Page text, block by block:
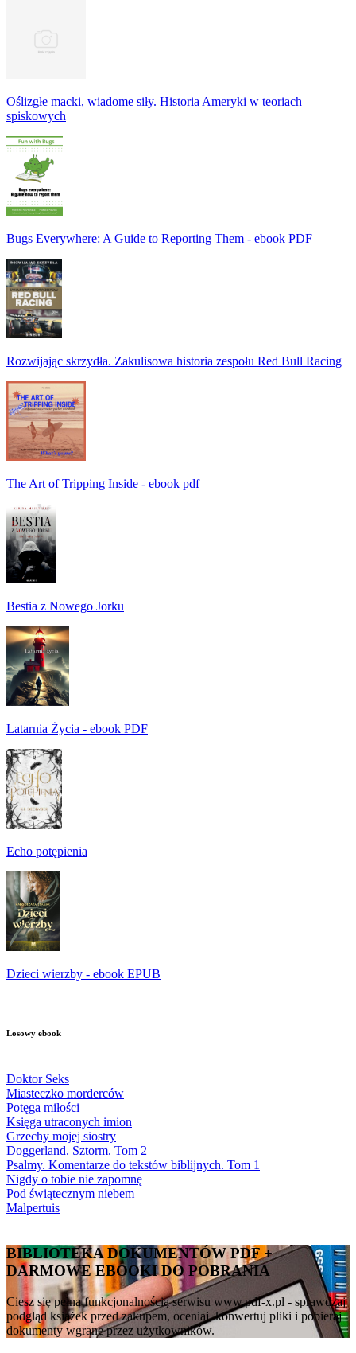
Oślizgłe macki, wiadome siły. Historia Ameryki w teoriach
spiskowych
Bugs Everywhere: A Guide to Reporting Them - ebook PDF
Rozwijając skrzydła. Zakulisowa historia zespołu Red Bull Racing
The Art of Tripping Inside - ebook pdf
Bestia z Nowego Jorku
Latarnia Życia - ebook PDF
Echo potępienia
Dzieci wierzby - ebook EPUB
Losowy ebook
Doktor Seks
Miasteczko morderców
Potęga miłości
Księga utraconych imion
Grzechy mojej siostry
Doggerland. Sztorm. Tom 2
Psalmy. Komentarze do tekstów biblijnych. Tom 1
Nigdy o tobie nie zapomnę
Pod świątecznym niebem
Malpertuis
BIBLIOTEKA DOKUMENTÓW PDF +
DARMOWE EBOOKI DO POBRANIA
Ciesz się pełną funkcjonalnością serwisu www.pdf-x.pl - sprawdzaj
podgląd książek przed zakupem, oceniaj, konwertuj pliki i pobieraj
dokumenty wgrane przez użytkowników.